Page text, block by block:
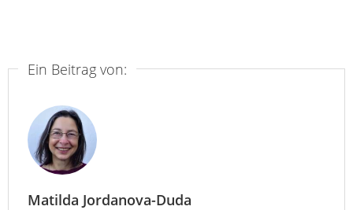
Ein Beitrag von:
Matilda Jordanova-Duda